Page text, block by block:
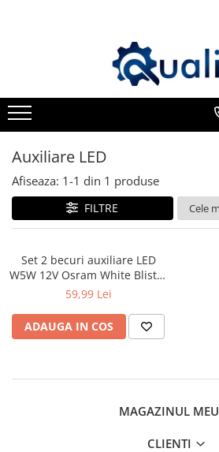
Adblue
Antigel
Solutii Parbriz
Lichid frana
Aditivi
Aditivi AdBlue
Adtitivi combustibil
Soluții de Curățare
Curățare DPF
Becuri Auto
Auxiliare LED
Afiseaza: 1-1 din 1 produse
FILTRE
Set 2 becuri auxiliare LED
W5W 12V Osram White Blister
6000K
59,99 Lei
ADAUGA IN COS
MAGAZINUL MEU
CLIENTI